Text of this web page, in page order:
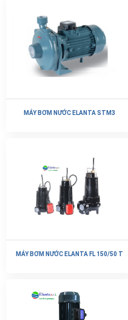
MÁY BƠM NƯỚC ELANTA STM3
MÁY BƠM NƯỚC ELANTA FL 150/50 T